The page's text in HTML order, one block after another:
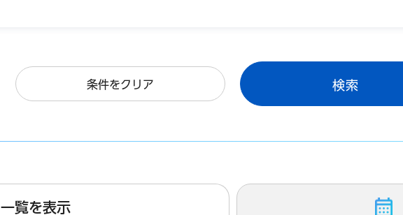
条件をクリア
一覧を表示